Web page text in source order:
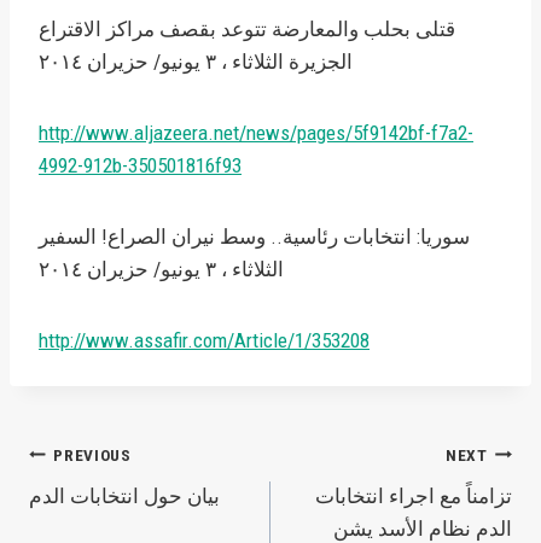
قتلى بحلب والمعارضة تتوعد بقصف مراكز الاقتراع
الجزيرة الثلاثاء ، ٣ يونيو/ حزيران ٢٠١٤
http://www.aljazeera.net/news/pages/5f9142bf-f7a2-
4992-912b-350501816f93
سوريا: انتخابات رئاسية.. وسط نيران الصراع! السفير
الثلاثاء ، ٣ يونيو/ حزيران ٢٠١٤
http://www.assafir.com/Article/1/353208
Post
navigation
PREVIOUS
بيان حول انتخابات الدم
NEXT
تزامناً مع اجراء انتخابات
الدم نظام الأسد يشن